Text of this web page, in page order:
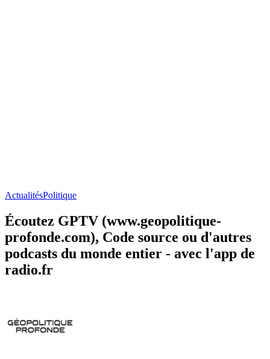
ActualitésPolitique
Écoutez GPTV (www.geopolitique-
profonde.com), Code source ou d'autres
podcasts du monde entier - avec l'app de
radio.fr